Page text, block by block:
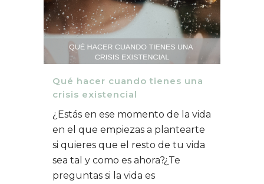
Qué hacer cuando tienes una
crisis existencial
¿Estás en ese momento de la vida
en el que empiezas a plantearte
si quieres que el resto de tu vida
sea tal y como es ahora?¿Te
preguntas si la vida es